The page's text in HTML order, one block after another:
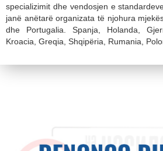
specializimit dhe vendosjen e
janë anëtarë organizata të njohura
dhe Portugalia. Spanja, Holanda,
Kroacia, Greqia, Shqipëria, Rumania,